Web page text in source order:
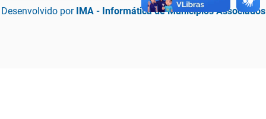
Desenvolvido por IMA - Informática de Municípios Associados